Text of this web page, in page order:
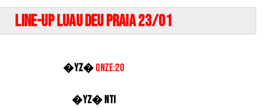
Line-up Luau Deu Praia 23/01
�YZ�Onze:20
�YZ� NTI